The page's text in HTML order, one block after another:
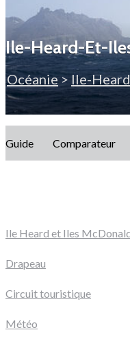
Ile-Heard-Et-
Océanie > Ile-
Guide Comparateur
Ile Heard et Iles
Drapeau
Circuit touristique
Météo